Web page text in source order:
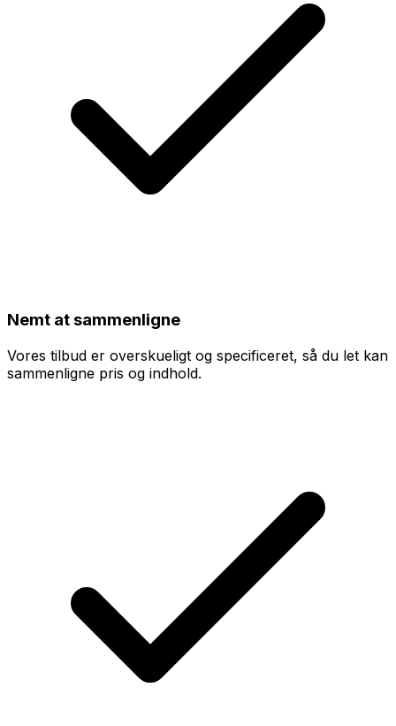
Nemt at sammenligne
Vores tilbud er overskueligt og specificeret, så du let kan
sammenligne pris og indhold.